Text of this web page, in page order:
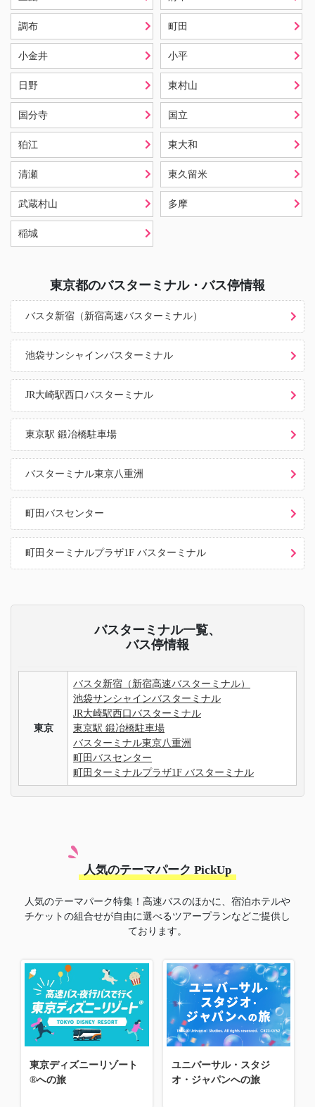
調布 町田
小金井 小平
日野 東村山
国分寺 国立
狛江 東大和
清瀬 東久留米
武蔵村山 多摩
稲城
東京都のバスターミナル・バス停情報
バスタ新宿（新宿高速バスターミナル）
池袋サンシャインバスターミナル
JR大崎駅西口バスターミナル
東京駅 鍛冶橋駐車場
バスターミナル東京八重洲
町田バスセンター
町田ターミナルプラザ1F バスターミナル
バスターミナル一覧、
バス停情報
東京
バスタ新宿（新宿高速バスターミナル）
池袋サンシャインバスターミナル
JR大崎駅西口バスターミナル
東京駅 鍛冶橋駐車場
バスターミナル東京八重洲
町田バスセンター
町田ターミナルプラザ1F バスターミナル
人気のテーマパーク PickUp
人気のテーマパーク特集！高速バスのほかに、宿泊ホテルや
チケットの組合せが自由に選べるツアープランなどご提供し
ております。
東京ディズニーリゾート
®への旅
ユニバーサル・スタジ
オ・ジャパンへの旅